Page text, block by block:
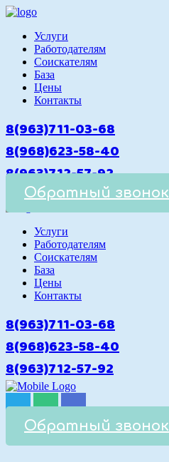
Услуги
Работодателям
Cоискателям
База
Цены
Контакты
8(963)711-03-68
8(968)623-58-40
8(963)712-57-92
Обратный звонок
Услуги
Работодателям
Cоискателям
База
Цены
Контакты
8(963)711-03-68
8(968)623-58-40
8(963)712-57-92
Обратный звонок